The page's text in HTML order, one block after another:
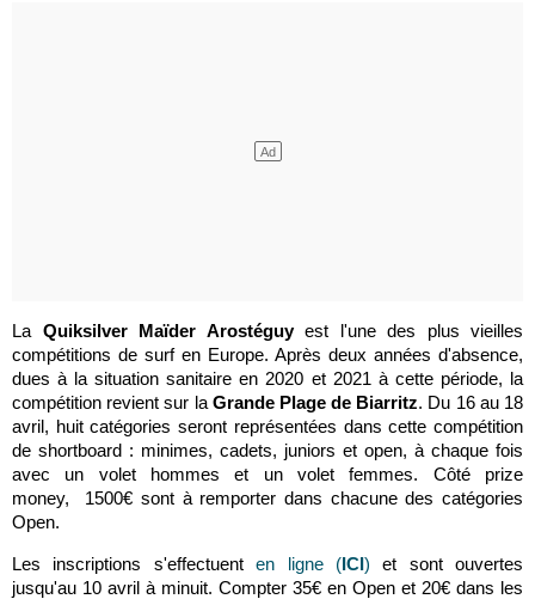
La Quiksilver Maïder Arostéguyest l'une des plus vieilles
compétitions de surf en Europe. Après deux années d'absence,
dues à la situation sanitaire en 2020 et 2021 à cette période, la
compétition revient sur la Grande Plage de Biarritz. Du 16 au 18
avril, huit catégories seront représentées dans cette compétition
de shortboard : minimes, cadets, juniors et open, à chaque fois
avec un volet hommes et un volet femmes. Côté prize
money, 1500€ sont à remporter dans chacune des catégories
Open.
Les inscriptions s'effectuenten ligne (ICI) et sont ouvertes
jusqu'au 10 avril à minuit. Compter 35€ en Open et 20€ dans les